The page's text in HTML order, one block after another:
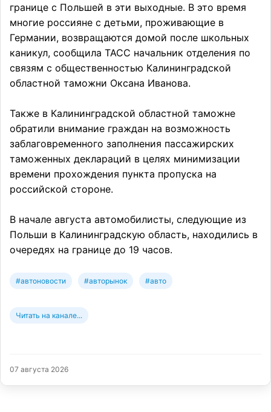
границе с Польшей в эти выходные. В это время
многие россияне с детьми, проживающие в
Германии, возвращаются домой после школьных
каникул, сообщила ТАСС начальник отделения по
связям с общественностью Калининградской
областной таможни Оксана Иванова.
Также в Калининградской областной таможне
обратили внимание граждан на возможность
заблаговременного заполнения пассажирских
таможенных деклараций в целях минимизации
времени прохождения пункта пропуска на
российской стороне.
В начале августа автомобилисты, следующие из
Польши в Калининградскую область, находились в
очередях на границе до 19 часов.
#автоновости #авторынок #авто
Читать на канале...
07 августа 2026